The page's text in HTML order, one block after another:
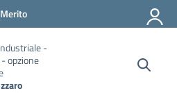
-
opzione